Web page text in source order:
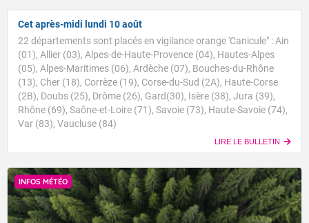
Cet après-midi lundi 10 août
22 départements sont placés en vigilance orange 'Canicule" : Ain
(01), Allier (03), Alpes-de-Haute-Provence (04), Hautes-Alpes
(05), Alpes-Maritimes (06), Ardèche (07), Bouches-du-Rhône
(13), Cher (18), Corrèze (19), Corse-du-Sud (2A), Haute-Corse
(2B), Doubs (25), Drôme (26), Gard(30), Isère (38), Jura (39),
Rhône (69), Saône-et-Loire (71), Savoie (73), Haute-Savoie (74),
Var (83), Vaucluse (84)
LIRE LE BULLETIN
INFOS MÉTÉO